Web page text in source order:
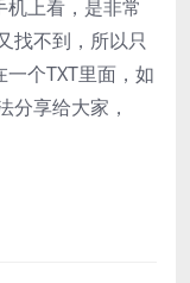
机上看，是非常
找不到，所以只
个TXT里面，如
分享给大家，